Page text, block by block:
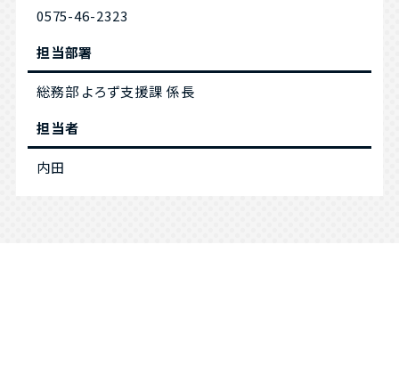
0575-46-2323
担当部署
総務部 よろず支援課 係長
担当者
内田